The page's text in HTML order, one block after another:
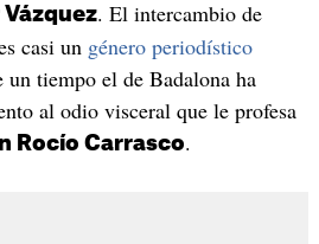
Vázquez. El intercambio de
casi un género periodístico
un tiempo el de Badalona ha
al odio visceral que le profesa
Rocío Carrasco.